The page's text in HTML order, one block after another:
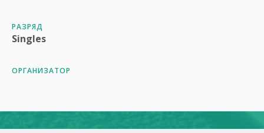
РАЗРЯД
Singles
ОРГАНИЗАТОР